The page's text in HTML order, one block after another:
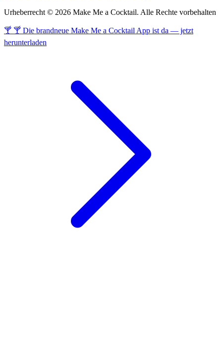
Urheberrecht © 2026 Make Me a Cocktail. Alle Rechte vorbehalten
🍸 🍸 Die brandneue Make Me a Cocktail App ist da — jetzt
herunterladen